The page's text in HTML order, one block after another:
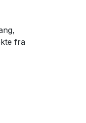
fra